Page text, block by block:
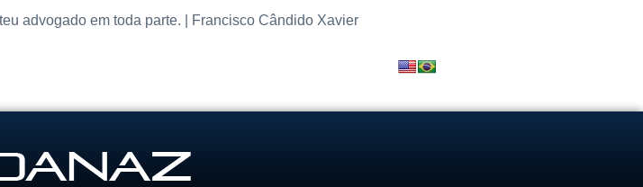
advogado em toda parte. | Francisco Cândido Xavier